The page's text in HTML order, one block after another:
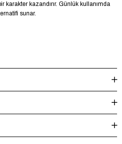
karakter kazandırır. Günlük kullanımda
sunar.
M beden mevcuttur.
ağartıcı ve kurutucu kullanmayınız.
doğrudan ısı uygulamaktan